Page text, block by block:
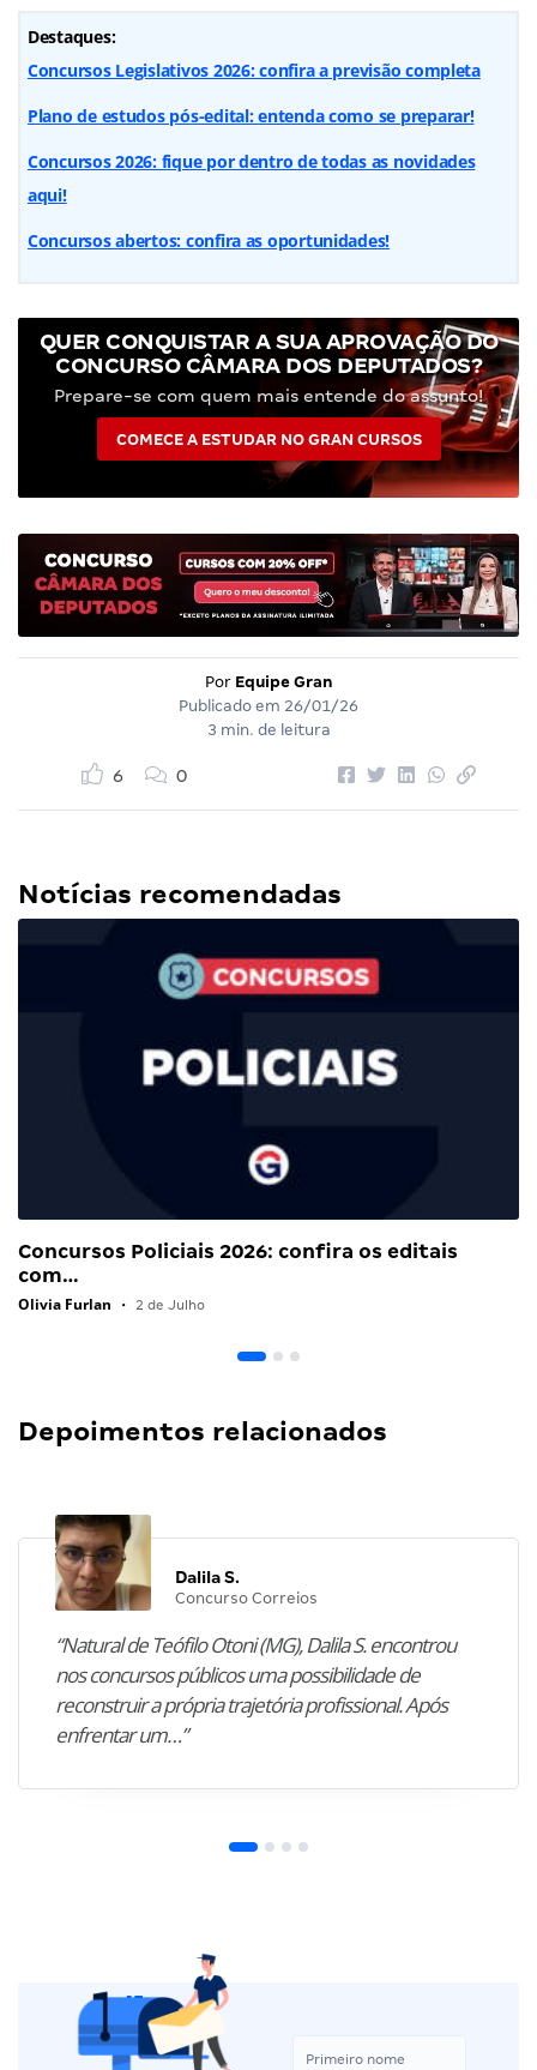
Destaques:
Concursos Legislativos 2026: confira a previsão completa
Plano de estudos pós-edital: entenda como se preparar!
Concursos 2026: fique por dentro de todas as novidades
aqui!
Concursos abertos: confira as oportunidades!
QUER CONQUISTAR A SUA APROVAÇÃO DO
CONCURSO CÂMARA DOS DEPUTADOS?
Prepare-se com quem mais entende do assunto!
COMECE A ESTUDAR NO GRAN CURSOS
Por Equipe Gran
Publicado em 26/01/26
3 min. de leitura
6 0
Notícias recomendadas
Concursos Policiais 2026: confira os editais
com…
Olivia Furlan • 2 de Julho
Depoimentos relacionados
Dalila S.
Concurso Correios
“Natural de Teófilo Otoni (MG), Dalila S. encontrou
nos concursos públicos uma possibilidade de
reconstruir a própria trajetória profissional. Após
enfrentar um…”